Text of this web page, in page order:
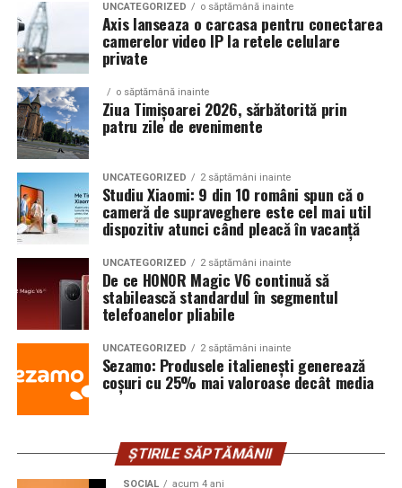
Bacardi, Martini, Jagermeister, Jack Daniel’s, Mega
Image, Pepsi, Fashion Days, alpro, Transalpina, vitamin
aqua, Lay’s, e-on, Academia de Studii Economice din
Bucuresti, FABIZ, Bucharest Business School, biciclop,
syoss, InterContinental Athénée Palace, Secom.
Abonamentele sunt disponibile pe summerwell.ro la
pretul de 513 lei. De asemenea, pot fi achizitionate
bilete de o zi la pretul de 351 lei pentru vineri si
sambata, respectiv 426.6 lei pentru duminica.
în oraș, explorează trasee în natură sau descoperă zone
noi.
Control tactil eficient chiar și în condiții de umiditate
Apa de pe ecran poate afecta răspunsul la atingere și
poate îngreuna utilizarea ceasului în timpul
antrenamentelor sau pe vreme nefavorabilă.
HONOR Watch 6 răspunde acestei provocări prin
funcția Water-Touch Control, care menține ecranul
receptiv chiar și atunci când utilizatorul are mâinile ude
sau folosește ceasul în ploaie, facilitând interacțiunea în
mai multe scenarii de utilizare.
Mai mult decât un partener pentru sport
Dincolo de funcțiile dedicate antrenamentelor, HONOR
Watch 6 este conceput pentru utilizarea de zi cu zi,
potrivit Intel Market Research², această performanță
UNCATEGORIZED o săptămână inainte
Axis lanseaza o carcasa pentru conectarea
camerelor video IP la retele celulare
private
o săptămână inainte
Ziua Timișoarei 2026, sărbătorită prin
patru zile de evenimente
UNCATEGORIZED 2 săptămâni inainte
Studiu Xiaomi: 9 din 10 români spun că o
cameră de supraveghere este cel mai util
dispozitiv atunci când pleacă în vacanță
UNCATEGORIZED 2 săptămâni inainte
De ce HONOR Magic V6 continuă să
stabilească standardul în segmentul
telefoanelor pliabile
UNCATEGORIZED 2 săptămâni inainte
Sezamo: Produsele italienești generează
coșuri cu 25% mai valoroase decât media
ȘTIRILE SĂPTĂMÂNII
SOCIAL acum 4 ani